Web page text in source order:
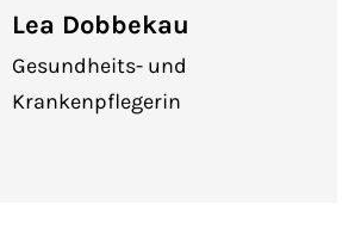
Lea Dobbekau
Gesundheits- und
Krankenpflegerin